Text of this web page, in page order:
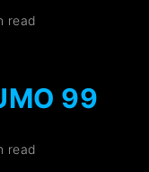
read
99
read